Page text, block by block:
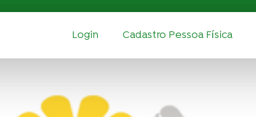
Login Cadastro Pessoa Física